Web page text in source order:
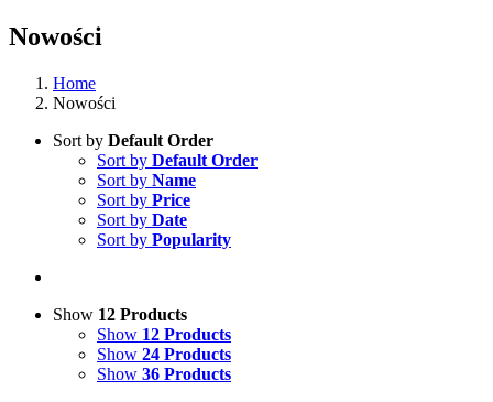
Nowości
Home
Nowości
Sort by Default Order
Sort by Default Order
Sort by Name
Sort by Price
Sort by Date
Sort by Popularity
Show 12 Products
Show 12 Products
Show 24 Products
Show 36 Products